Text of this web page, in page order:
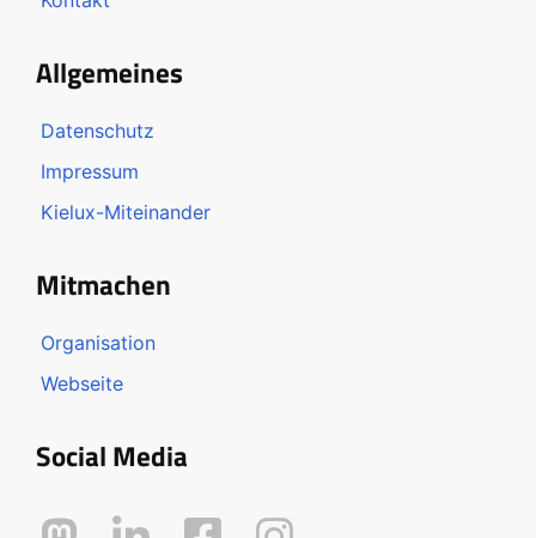
Allgemeines
Datenschutz
Impressum
Kielux-Miteinander
Mitmachen
Organisation
Webseite
Social Media